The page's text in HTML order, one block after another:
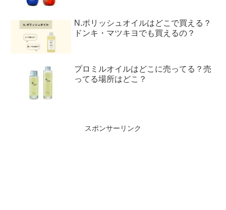
N.ポリッシュオイルはどこで買える？
ドンキ・マツキヨでも買えるの？
プロミルオイルはどこに売ってる？売
ってる場所はどこ？
スポンサーリンク